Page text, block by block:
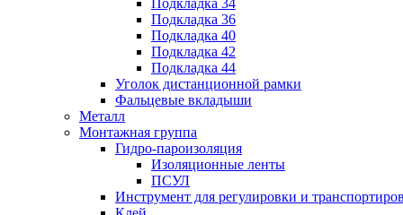
Подкладка 36
Подкладка 40
Подкладка 42
Подкладка 44
Уголок дистанционной рамки
Фальцевые вкладыши
Металл
Монтажная группа
Гидро-пароизоляция
Изоляционные ленты
ПСУЛ
Инструмент для регулировки и